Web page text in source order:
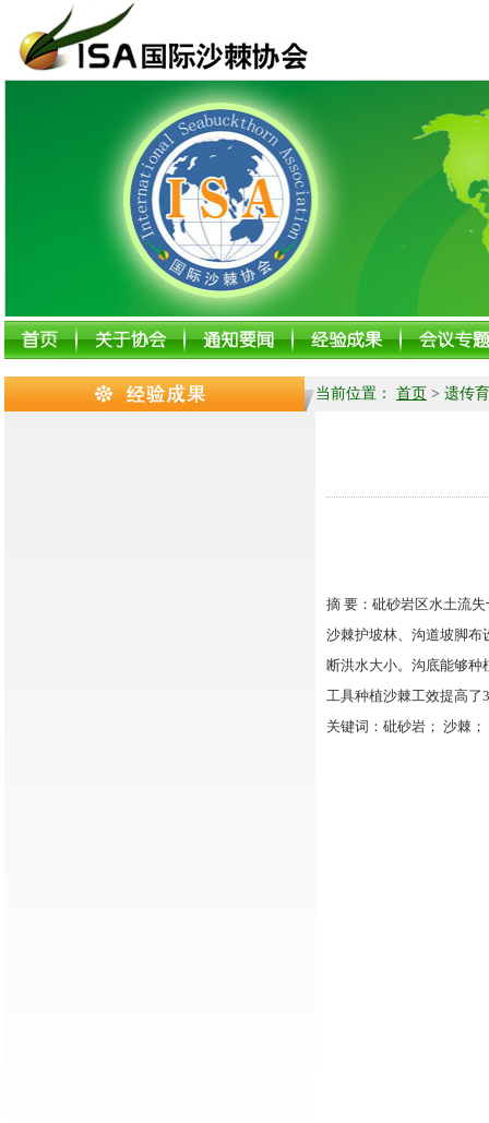
当前位置： 首页 > 遗传
摘 要：砒砂岩区水土流
沙棘护坡林、沟道坡脚布
断洪水大小。沟底能够
工具种植沙棘工效提高了
关键词：砒砂岩； 沙棘；